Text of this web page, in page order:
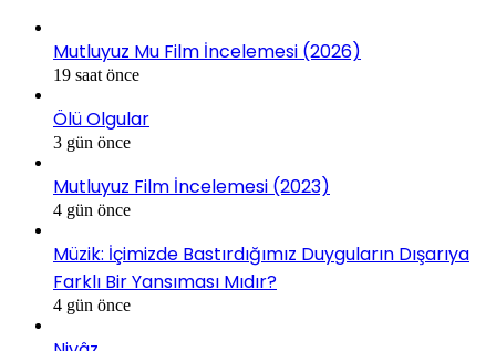
Mutluyuz Mu Film İncelemesi (2026)
19 saat önce
Ölü Olgular
3 gün önce
Mutluyuz Film İncelemesi (2023)
4 gün önce
Müzik: İçimizde Bastırdığımız Duyguların Dışarıya
Farklı Bir Yansıması Mıdır?
4 gün önce